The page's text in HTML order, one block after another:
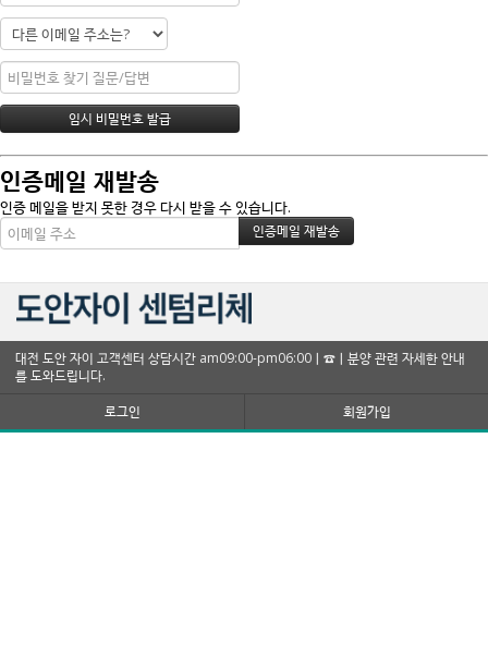
인증메일 재발송
인증 메일을 받지 못한 경우 다시 받을 수 있습니다.
대전 도안 자이 고객센터 상담시간 am09:00-pm06:00ㅣ☎ㅣ분양 관련 자세한 안내
를 도와드립니다.
로그인
회원가입